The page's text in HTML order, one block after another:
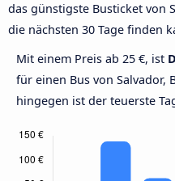
das günstigste Busticket von
die nächsten 30 Tage finden
Mit einem Preis ab 25 €, ist
für einen Bus von Salvador,
hingegen ist der teuerste